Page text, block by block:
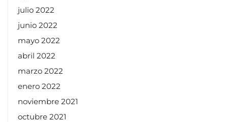
julio 2022
junio 2022
mayo 2022
abril 2022
marzo 2022
enero 2022
noviembre 2021
octubre 2021